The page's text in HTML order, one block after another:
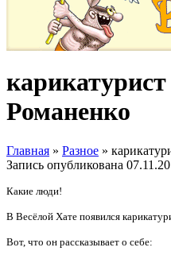
Романенко
Главная » Разное »
Запись опубликована
Какие люди!
В Весёлой Хате появился
Вот, что он рассказывает о себе: